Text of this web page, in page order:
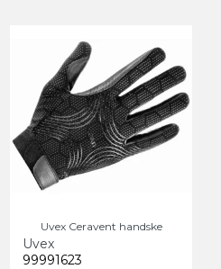
Uvex Ceravent handske
Uvex
99991623